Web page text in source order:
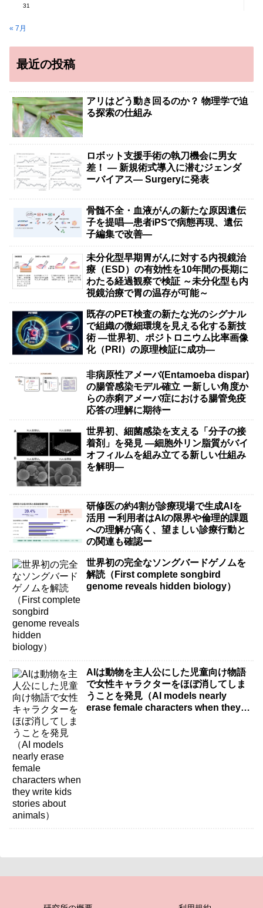
31
« 7月
最近の投稿
アリはどう動き回るのか？ 物理学で迫
る探索の仕組み
ロボット支援手術の執刀機会に男女
差！ — 新規術式導入に潜むジェンダ
ーバイアス— Surgeryに発表
骨髄不全・血液がんの新たな原因遺伝
子を提唱―患者iPSで病態再現、遺伝
子編集で改善―
未分化型早期胃がんに対する内視鏡治
療（ESD）の有効性を10年間の長期に
わたる経過観察で検証 ～未分化型も内
視鏡治療で胃の温存が可能～
既存のPET検査の新たな光のシグナル
で組織の微細環境を見える化する新技
術 ―世界初、ポジトロニウム比率画像
化（PRI）の原理検証に成功―
非病原性アメーバ(Entamoeba dispar)
の腸管感染モデル確立 ー新しい角度か
らの赤痢アメーバ症における腸管免疫
応答の理解に期待ー
世界初、細菌感染を支える「分子の接
着剤」を発見 ―細胞外リン脂質がバイ
オフィルムを組み立てる新しい仕組み
を解明―
研修医の約4割が診療現場で生成AIを
活用 ー利用者はAIの限界や倫理的課題
への理解が高く、望ましい診療行動と
の関連も確認ー
世界初の完全なソングバードゲノムを
解読（First complete songbird
genome reveals hidden biology）
AIは動物を主人公にした児童向け物語
で女性キャラクターをほぼ消してしま
うことを発見（AI models nearly
erase female characters when they